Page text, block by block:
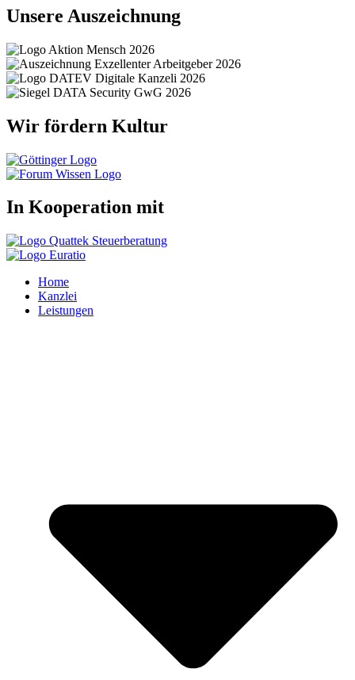
Unsere Auszeichnung
Wir fördern Kultur
In Kooperation mit
Home
Kanzlei
Leistungen